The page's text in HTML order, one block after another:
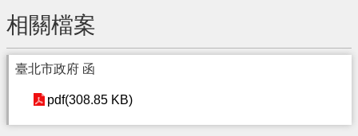
相關檔案
臺北市政府 函
pdf(308.85 KB)